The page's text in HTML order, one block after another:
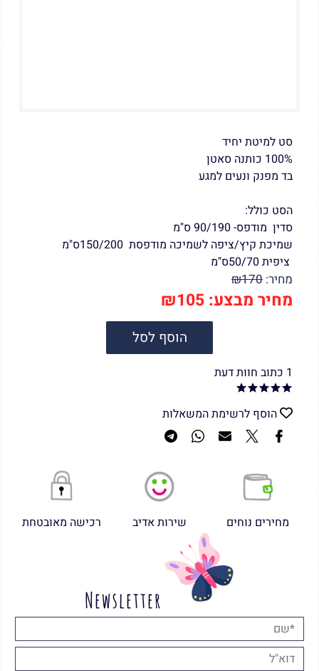
סט למיטת יחיד
100% כותנה סאטן
בד מפנק ונעים למגע
הסט כולל:
סדין מודפס- 90/190 ס"מ
שמיכת קיץ/ציפה לשמיכה מודפסת 150/200ס"מ
ציפית 50/70ס"מ
מחיר: ₪170
מחיר מבצע: ₪105
הוסף לסל
1 כתוב חוות דעת
הוסף לרשימת המשאלות
מחירים נוחים שירות אדיב רכישה מאובטחת
Newsletter